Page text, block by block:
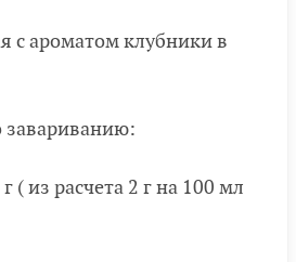
с ароматом клубники в
завариванию:
( из расчета 2 г на 100 мл